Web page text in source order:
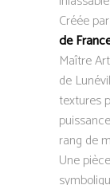
Créée par
de
Maître
de
textures
rang de
Une